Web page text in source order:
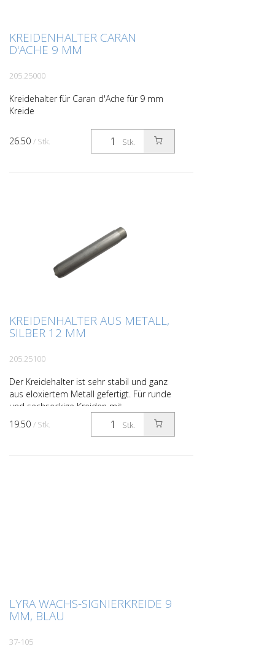
KREIDENHALTER CARAN
D'ACHE 9 MM
205.25000
Kreidehalter für Caran d'Ache für 9 mm
Kreide
Stk.
26.50 / Stk.
KREIDENHALTER AUS METALL,
SILBER 12 MM
205.25100
Der Kreidehalter ist sehr stabil und ganz
aus eloxiertem Metall gefertigt. Für runde
und sechseckige Kreiden mit
Durchmesser 11–12 mm. Handliche
Größe mit nützlichem Clip...
Stk.
19.50 / Stk.
LYRA WACHS-SIGNIERKREIDE 9
MM, BLAU
37-105